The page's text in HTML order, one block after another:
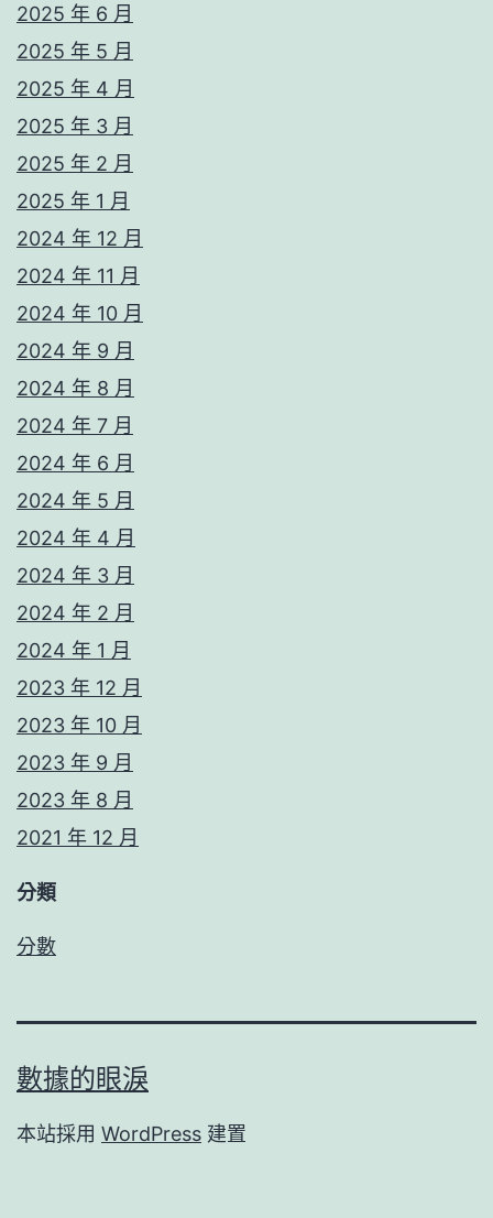
2025 年 6 月
2025 年 5 月
2025 年 4 月
2025 年 3 月
2025 年 2 月
2025 年 1 月
2024 年 12 月
2024 年 11 月
2024 年 10 月
2024 年 9 月
2024 年 8 月
2024 年 7 月
2024 年 6 月
2024 年 5 月
2024 年 4 月
2024 年 3 月
2024 年 2 月
2024 年 1 月
2023 年 12 月
2023 年 10 月
2023 年 9 月
2023 年 8 月
2021 年 12 月
分類
分數
數據的眼淚
本站採用 WordPress 建置